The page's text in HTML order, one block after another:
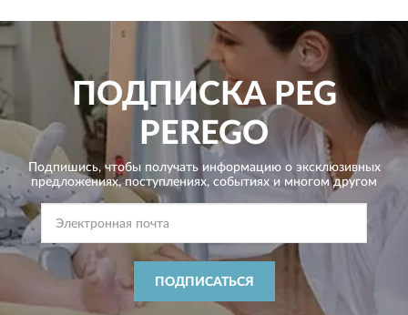
ПОДПИСКАPEG
PEREGO
Подпишись, чтобы получать информацию о эксклюзивных
предложениях,поступлениях, событиях и многом другом
ПОДПИСАТЬСЯ